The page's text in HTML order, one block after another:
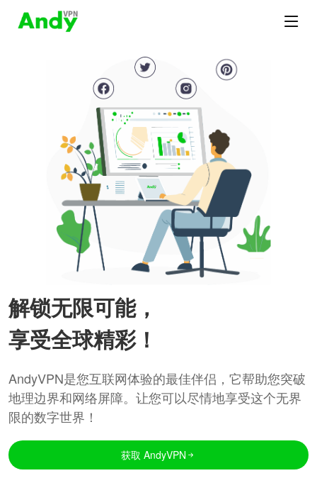
解锁无限可能，
享受全球精彩！
AndyVPN是您互联网体验的最佳伴侣，它帮助您突破
地理边界和网络屏障。让您可以尽情地享受这个无界
限的数字世界！
获取 AndyVPN